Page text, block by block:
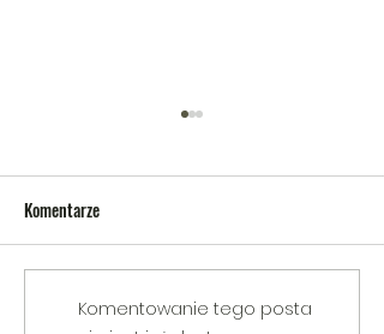
V Gminny Turniej Szachowy o
Komentarze
Komentowanie tego posta